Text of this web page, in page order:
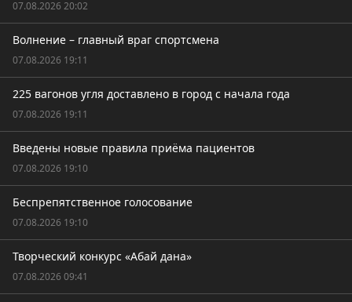
07.08.2026 20:02
Волнение – главный враг спортсмена
07.08.2026 19:11
225 вагонов угля доставлено в город с начала года
07.08.2026 19:11
Введены новые правила приёма пациентов
07.08.2026 19:10
Беспрепятственное голосование
07.08.2026 19:10
Творческий конкурс «Абай дана»
07.08.2026 09:41